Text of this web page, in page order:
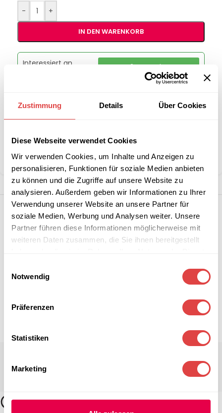
Zustimmung Details Über Cookies
Diese Webseite verwendet Cookies
Wir verwenden Cookies, um Inhalte und Anzeigen zu
personalisieren, Funktionen für soziale Medien anbieten
zu können und die Zugriffe auf unsere Website zu
analysieren. Außerdem geben wir Informationen zu Ihrer
Verwendung unserer Website an unsere Partner für
soziale Medien, Werbung und Analysen weiter. Unsere
Partner führen diese Informationen möglicherweise mit
weiteren Daten zusammen, die Sie ihnen bereitgestellt
Notwendig
Präferenzen
Statistiken
Marketing
- +
IN DEN WARENKORB
Interessiert an
B2B-Angebot
anfordern
Artikelnummer:Schulstuhl-JACEK-2-5
Marke:Gastro Uzal
Teilen: